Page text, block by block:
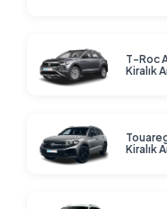
T-Roc
Kiralık
Kiralık